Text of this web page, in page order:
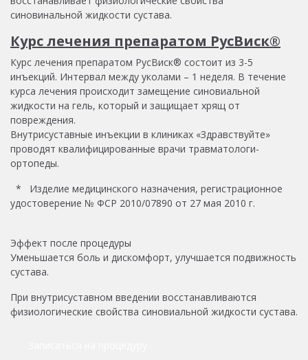
синовинальной жидкости сустава.
Курс лечения препаратом РусВиск®
Курс лечения препаратом РусВиск® состоит из 3-5
инъекций. Интервал между уколами – 1 неделя. В течение
курса лечения происходит замещение синовиальной
жидкости на гель, который и защищает хрящ от
повреждения.
Внутрисуставные инъекции в клиниках «Здравствуйте»
проводят квалифицированные врачи травматологи-
ортопеды.
* Изделие медицинского назначения, регистрационное
удостоверение № ФСР 2010/07890 от 27 мая 2010 г.
Эффект после процедуры
Уменьшается боль и дискомфорт, улучшается подвижность
сустава.
При внутрисуставном введении восстанавливаются
физиологические свойства синовиальной жидкости сустава.